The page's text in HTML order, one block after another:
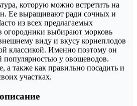
которую можно встретить на
Ее выращивают ради сочных и
из всех предлагаемых
огородники выбирают морковь
виду и вкусу корнеплодов
классикой. Именно поэтому он
популярностью у овощеводов.
а также как правильно посадить и
участках.